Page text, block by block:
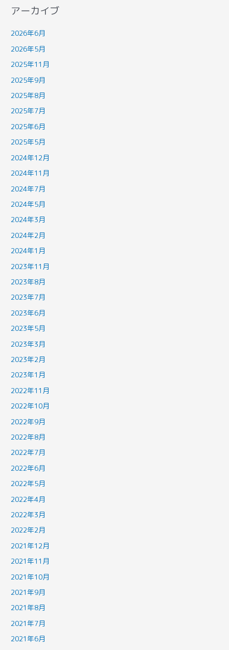
アーカイブ
2026年6月
2026年5月
2025年11月
2025年9月
2025年8月
2025年7月
2025年6月
2025年5月
2024年12月
2024年11月
2024年7月
2024年5月
2024年3月
2024年2月
2024年1月
2023年11月
2023年8月
2023年7月
2023年6月
2023年5月
2023年3月
2023年2月
2023年1月
2022年11月
2022年10月
2022年9月
2022年8月
2022年7月
2022年6月
2022年5月
2022年4月
2022年3月
2022年2月
2021年12月
2021年11月
2021年10月
2021年9月
2021年8月
2021年7月
2021年6月